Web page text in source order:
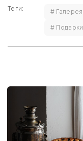
Теги: # Галерея
# Подарки